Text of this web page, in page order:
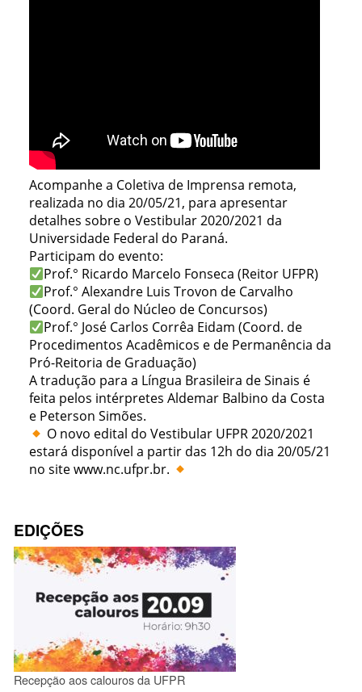
Acompanhe a Coletiva de Imprensa remota,
realizada no dia 20/05/21, para apresentar
detalhes sobre o Vestibular 2020/2021 da
Universidade Federal do Paraná.
Participam do evento:
Prof.° Ricardo Marcelo Fonseca (Reitor UFPR)
Prof.° Alexandre Luis Trovon de Carvalho
(Coord. Geral do Núcleo de Concursos)
Prof.° José Carlos Corrêa Eidam (Coord. de
Procedimentos Acadêmicos e de Permanência da
Pró-Reitoria de Graduação)
A tradução para a Língua Brasileira de Sinais é
feita pelos intérpretes Aldemar Balbino da Costa
e Peterson Simões.
O novo edital do Vestibular UFPR 2020/2021
estará disponível a partir das 12h do dia 20/05/21
no site www.nc.ufpr.br.
EDIÇÕES
Recepção aos calouros da UFPR